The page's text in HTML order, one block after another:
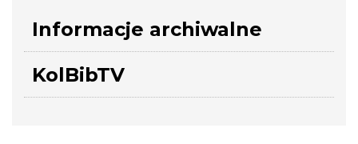
Informacje archiwalne
KolBibTV